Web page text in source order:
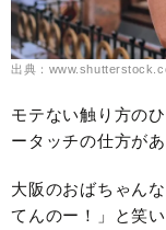
出典：
モテない触り方の
ータッチの仕方があ
大阪のおばちゃん
てんのー！」と笑